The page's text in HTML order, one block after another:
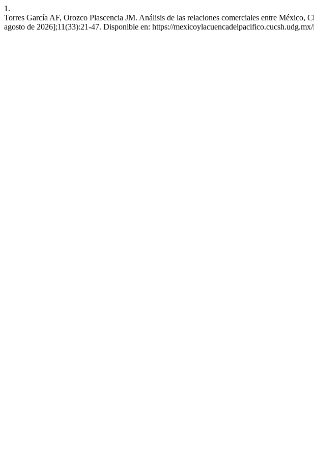
1.
Torres García AF, Orozco Plascencia JM. Análisis de las relaciones comerciales entre
agosto de 2026];11(33):21-47. Disponible en: https://